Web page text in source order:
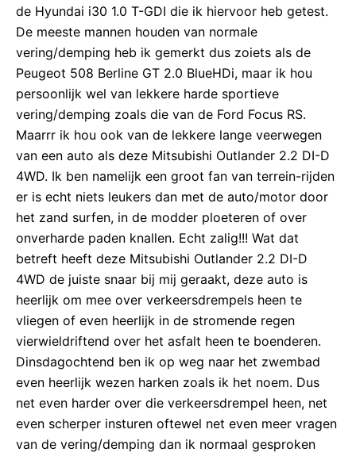
de Hyundai i30 1.0 T-GDI die ik hiervoor heb getest.
De meeste mannen houden van normale
vering/demping heb ik gemerkt dus zoiets als de
Peugeot 508 Berline GT 2.0 BlueHDi, maar ik hou
persoonlijk wel van lekkere harde sportieve
vering/demping zoals die van de Ford Focus RS.
Maarrr ik hou ook van de lekkere lange veerwegen
van een auto als deze Mitsubishi Outlander 2.2 DI-D
4WD. Ik ben namelijk een groot fan van terrein-rijden
er is echt niets leukers dan met de auto/motor door
het zand surfen, in de modder ploeteren of over
onverharde paden knallen. Echt zalig!!! Wat dat
betreft heeft deze Mitsubishi Outlander 2.2 DI-D
4WD de juiste snaar bij mij geraakt, deze auto is
heerlijk om mee over verkeersdrempels heen te
vliegen of even heerlijk in de stromende regen
vierwieldriftend over het asfalt heen te boenderen.
Dinsdagochtend ben ik op weg naar het zwembad
even heerlijk wezen harken zoals ik het noem. Dus
net even harder over die verkeersdrempel heen, net
even scherper insturen oftewel net even meer vragen
van de vering/demping dan ik normaal gesproken